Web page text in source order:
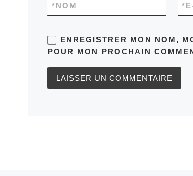
NOM
* *
ENREGISTRER MON NOM,
POUR MON PROCHAIN